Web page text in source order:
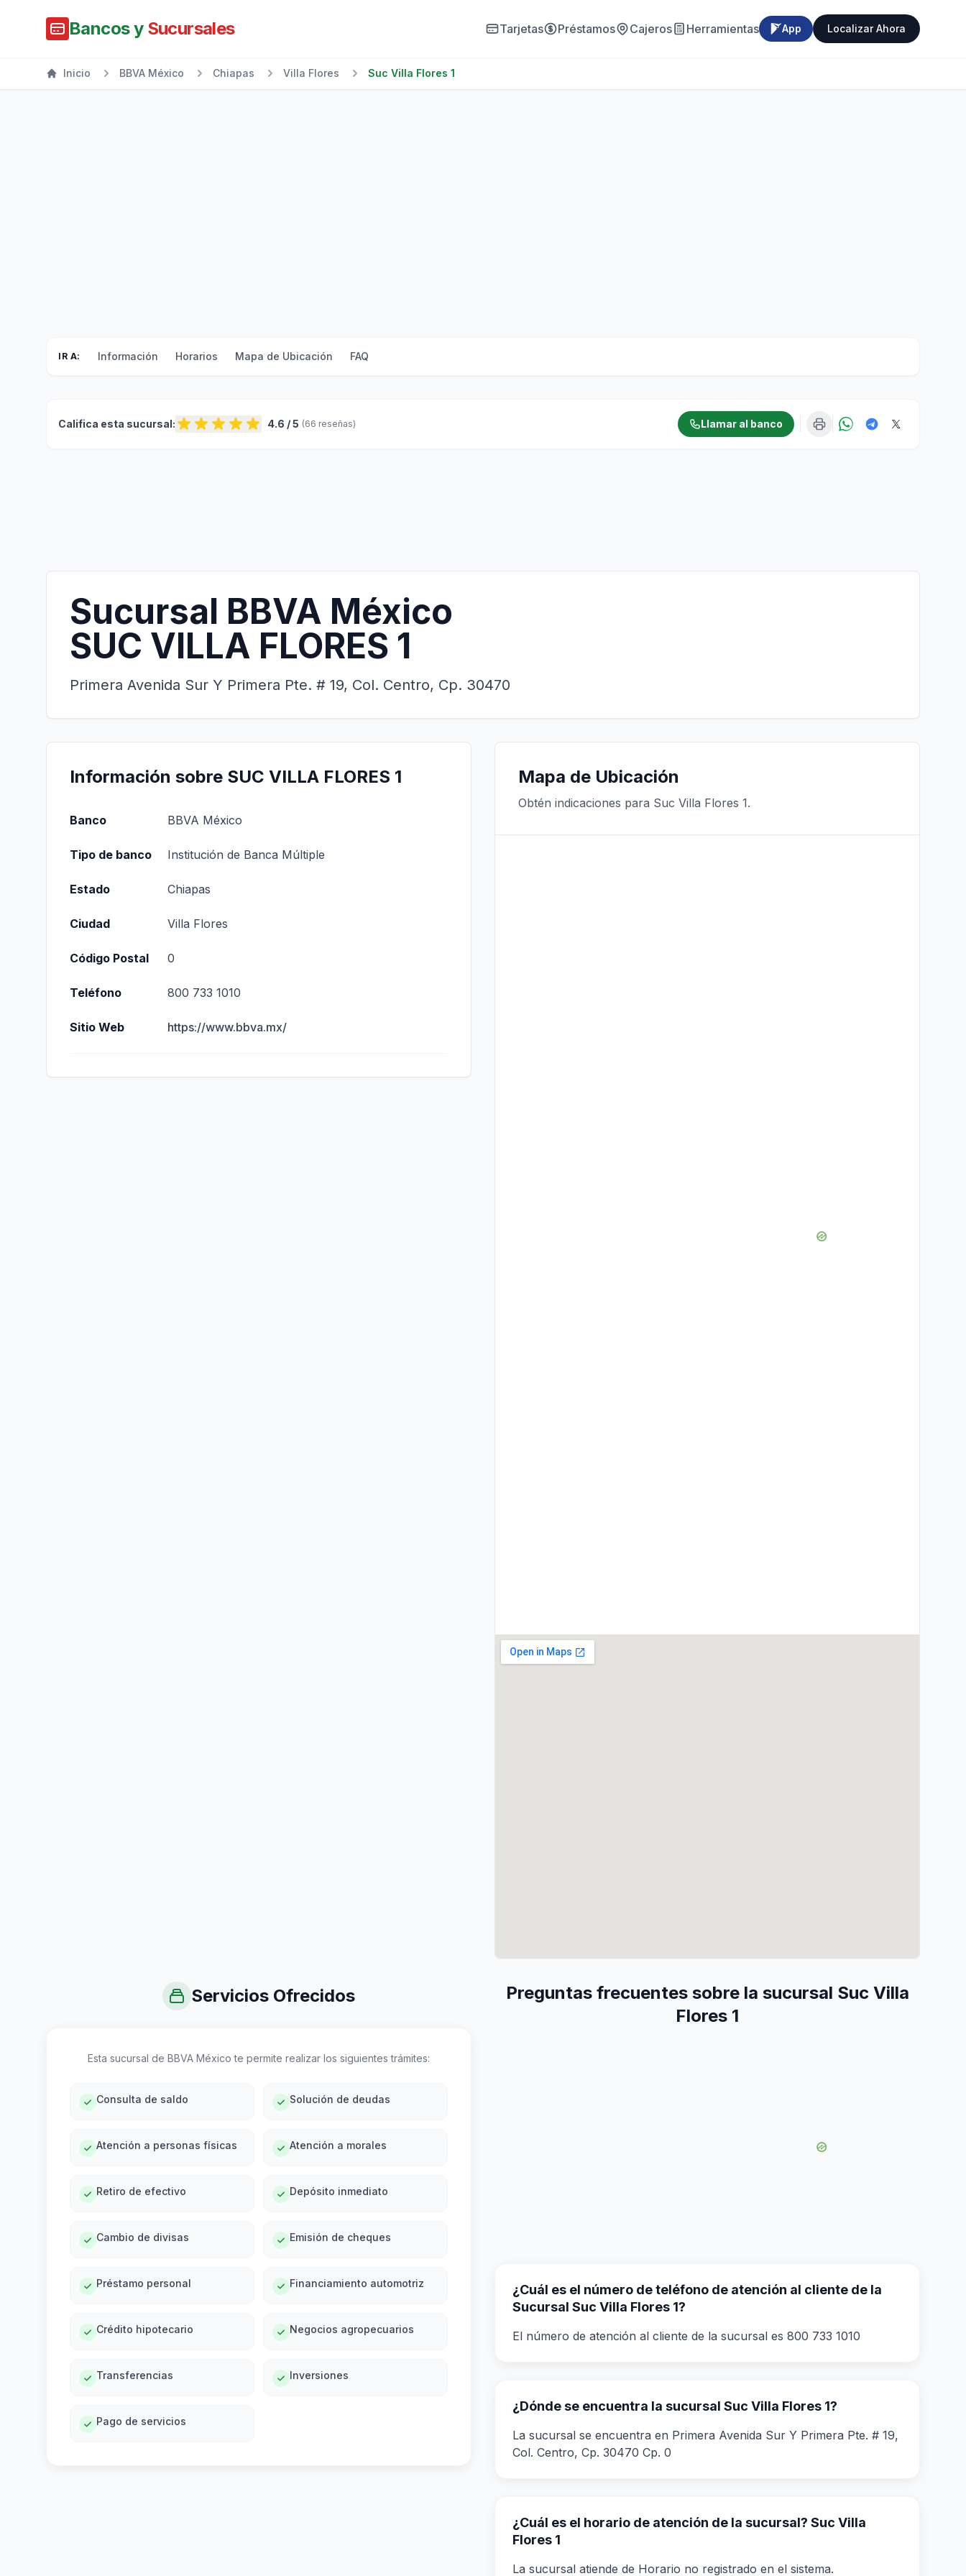
Bancos y Sucursales Tarjetas Préstamos Cajeros Herramientas App Localizar Ahora
Inicio BBVA México Chiapas Villa Flores Suc Villa Flores 1
IR A: Información Horarios Mapa de Ubicación FAQ
Califica esta sucursal: 4.6 / 5 (66 reseñas) Llamar al banco
Sucursal BBVA México
SUC VILLA FLORES 1
Primera Avenida Sur Y Primera Pte. # 19, Col. Centro, Cp. 30470
Información sobre SUC VILLA FLORES 1
Banco BBVA México
Tipo de banco Institución de Banca Múltiple
Estado Chiapas
Ciudad Villa Flores
Código Postal 0
Teléfono 800 733 1010
Sitio Web https://www.bbva.mx/
Mapa de Ubicación
Obtén indicaciones para Suc Villa Flores 1.
Servicios Ofrecidos
Esta sucursal de BBVA México te permite realizar los siguientes trámites:
Consulta de saldo Solución de deudas
Atención a personas físicas Atención a morales
Retiro de efectivo Depósito inmediato
Cambio de divisas Emisión de cheques
Préstamo personal Financiamiento automotriz
Crédito hipotecario Negocios agropecuarios
Transferencias Inversiones
Pago de servicios
Preguntas frecuentes sobre la sucursal Suc Villa
Flores 1
¿Cuál es el número de teléfono de atención al cliente de la
Sucursal Suc Villa Flores 1?
El número de atención al cliente de la sucursal es 800 733 1010
¿Dónde se encuentra la sucursal Suc Villa Flores 1?
La sucursal se encuentra en Primera Avenida Sur Y Primera Pte. # 19,
Col. Centro, Cp. 30470 Cp. 0
¿Cuál es el horario de atención de la sucursal? Suc Villa
Flores 1
La sucursal atiende de Horario no registrado en el sistema.